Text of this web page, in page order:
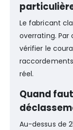
Le fabricant
overrating.
vérifier le
réel.
Quand
Au-dessus de